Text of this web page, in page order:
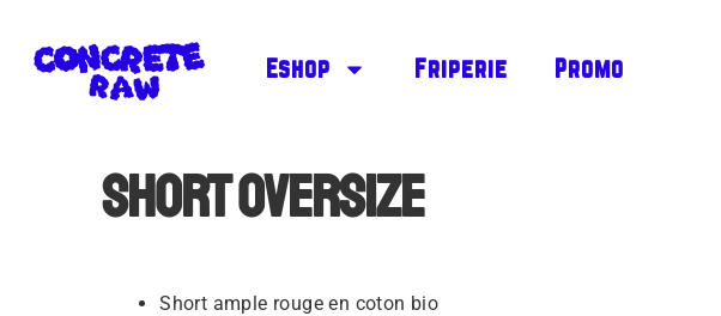
Eshop Friperie Promo
Short oversize
Short ample rouge en coton bio